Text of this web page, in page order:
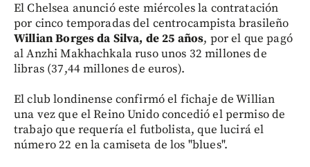
El Chelsea anunció este miércoles la contratación
por cinco temporadas del centrocampista brasileño
Willian Borges da Silva, de 25 años, por el que pagó
al Anzhi Makhachkala ruso unos 32 millones de
libras (37,44 millones de euros).
El club londinense confirmó el fichaje de Willian
una vez que el Reino Unido concedió el permiso de
trabajo que requería el futbolista, que lucirá el
número 22 en la camiseta de los "blues".